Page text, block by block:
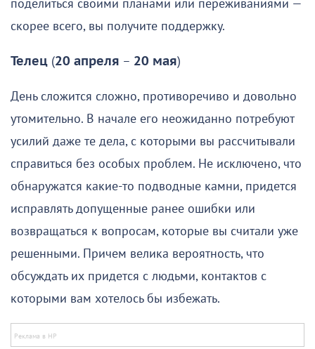
поделиться своими планами или переживаниями —
скорее всего, вы получите поддержку.
Телец (20 апреля – 20 мая)
День сложится сложно, противоречиво и довольно
утомительно. В начале его неожиданно потребуют
усилий даже те дела, с которыми вы рассчитывали
справиться без особых проблем. Не исключено, что
обнаружатся какие-то подводные камни, придется
исправлять допущенные ранее ошибки или
возвращаться к вопросам, которые вы считали уже
решенными. Причем велика вероятность, что
обсуждать их придется с людьми, контактов с
которыми вам хотелось бы избежать.